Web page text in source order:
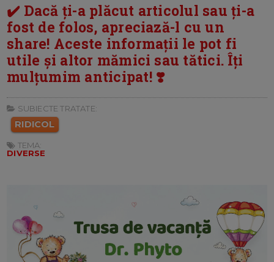
✔️ Dacă ți-a plăcut articolul sau ți-a
fost de folos, apreciază-l cu un
share! Aceste informații le pot fi
utile și altor mămici sau tătici. Îți
mulțumim anticipat! ❣️
SUBIECTE TRATATE:
RIDICOL
TEMA:
DIVERSE